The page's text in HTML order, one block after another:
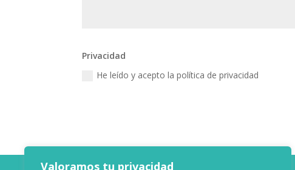
Valoramos tu privacidad
Privacidad
He leído y acepto la política de privacidad